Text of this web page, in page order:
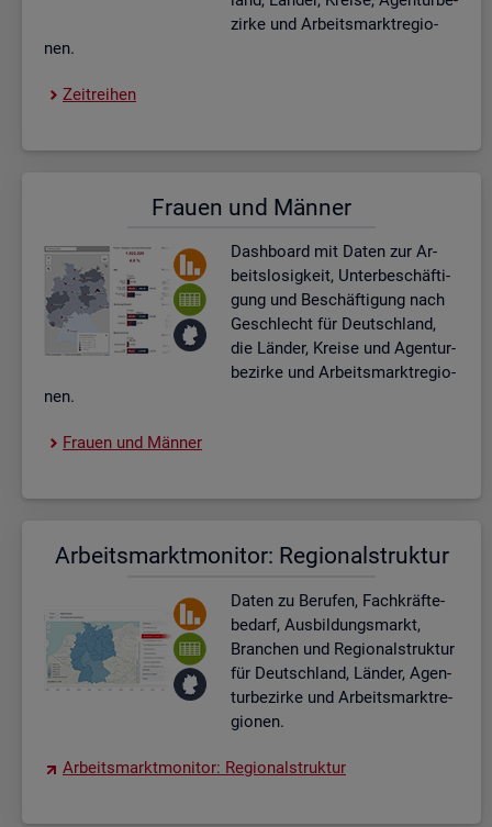
zir­ke und Ar­beits­markt­re­gio­
nen.
Zeit­rei­hen
Frau­en und Män­ner
Dash­board mit Daten zur Ar­
beits­lo­sig­keit, Un­ter­be­schäf­ti­
gung und Be­schäf­ti­gung nach
Ge­schlecht für Deutsch­land,
die Län­der, Krei­se und Agen­tur­
be­zir­ke und Ar­beits­markt­re­gio­
nen.
Frau­en und Män­ner
Ar­beits­markt­mo­ni­tor: Re­gio­nal­struk­tur
Daten zu Be­ru­fen, Fach­kräf­te­
be­darf, Aus­bil­dungs­markt,
Bran­chen und Re­gio­nal­struk­tur
für Deutsch­land, Län­der, Agen­
tur­be­zir­ke und Ar­beits­markt­re­
gio­nen.
Ar­beits­markt­mo­ni­tor: Re­gio­nal­struk­tur